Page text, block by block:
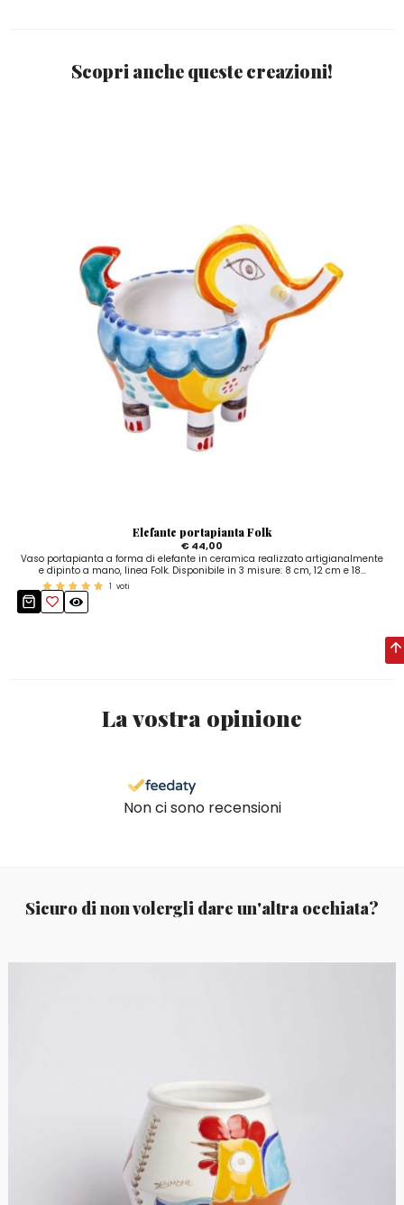
Scopri anche queste creazioni!
Elefante portapianta Folk
€ 44,00
Vaso portapianta a forma di elefante in ceramica realizzato artigianalmente
e dipinto a mano, linea Folk. Disponibile in 3 misure: 8 cm, 12 cm e 18...
1 voti
La vostra opinione
Non ci sono recensioni
Sicuro di non volergli dare un'altra occhiata?